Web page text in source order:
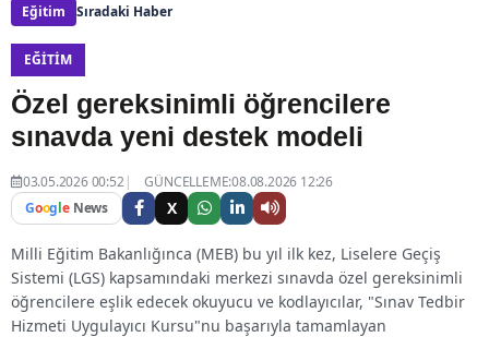
Eğitim Sıradaki Haber
EĞITIM
Özel gereksinimli öğrencilere
sınavda yeni destek modeli
03.05.2026 00:52
GÜNCELLEME:08.08.2026 12:26
Google News X
Milli Eğitim Bakanlığınca (MEB) bu yıl ilk kez, Liselere Geçiş
Sistemi (LGS) kapsamındaki merkezi sınavda özel gereksinimli
öğrencilere eşlik edecek okuyucu ve kodlayıcılar, "Sınav Tedbir
Hizmeti Uygulayıcı Kursu"nu başarıyla tamamlayan